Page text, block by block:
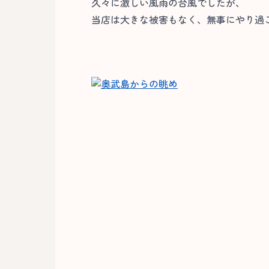
当店は大きな被害もなく、無事にやり過